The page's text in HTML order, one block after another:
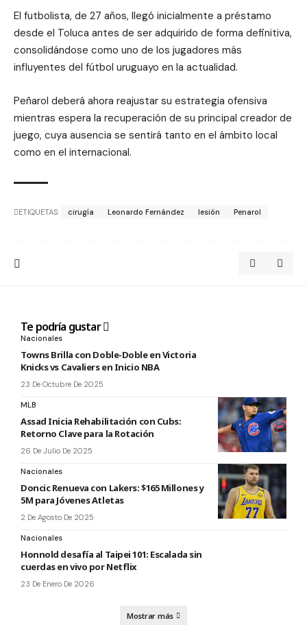
El futbolista, de 27 años, llegó inicialmente a préstamo
desde el Toluca antes de ser adquirido de forma definitiva,
consolidándose como uno de los jugadores más
influyentes del fútbol uruguayo en la actualidad.
Peñarol deberá ahora reajustar su estrategia ofensiva
mientras espera la recuperación de su principal creador de
juego, cuya ausencia se sentirá tanto en el ámbito local
como en el internacional.
ETIQUETAS: cirugía Leonardo Fernández lesión Penarol
Te podría gustar
Nacionales
Towns Brilla con Doble-Doble en Victoria
Knicks vs Cavaliers en Inicio NBA
23 De Octubre De 2025
MLB
Assad Inicia Rehabilitación con Cubs:
Retorno Clave para la Rotación
26 De Julio De 2025
Nacionales
Doncic Renueva con Lakers: $165 Millones y
5M para Jóvenes Atletas
2 De Agosto De 2025
Nacionales
Honnold desafía al Taipei 101: Escalada sin
cuerdas en vivo por Netflix
23 De Enero De 2026
Mostrar más